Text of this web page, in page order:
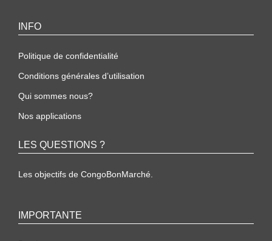
INFO
Politique de confidentialité
Conditions générales d’utilisation
Qui sommes nous?
Nos applications
LES QUESTIONS ?
Les objectifs de CongoBonMarché.
IMPORTANTE